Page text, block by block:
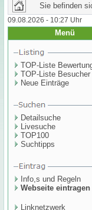
Sie befinden
09.08.2026 - 10:27 Uhr
Menü
TOP-Liste
TOP-Liste Besucher
Neue Einträge
Detailsuche
Livesuche
TOP100
Suchtipps
Info,s und Regeln
Webseite eintragen
Linknetzwerk